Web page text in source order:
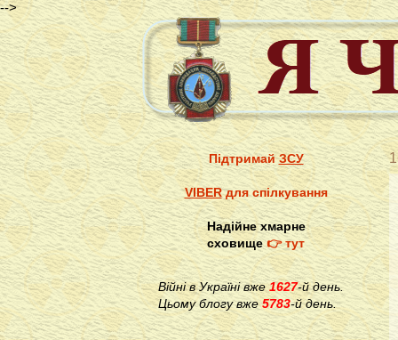
-->
ПідтримайЗСУ
VIBERдля спілкування
Надійне хмарне
сховище👉 тут
Війні в Україні вже1627-й день.
Цьому блогу вже 5783-й день.